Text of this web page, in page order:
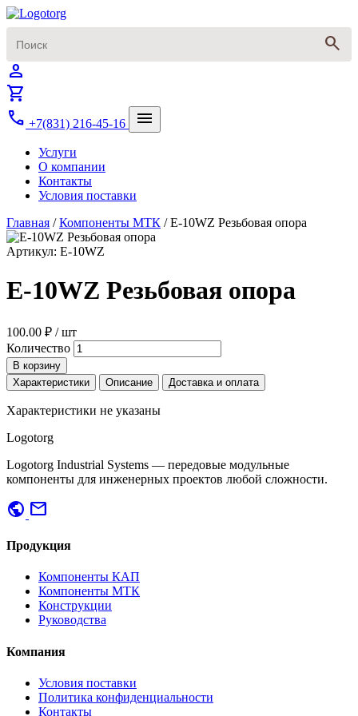
search
person
shopping_cart
call +7(831) 216-45-16 menu
Услуги
О компании
Контакты
Условия поставки
Главная / Компоненты МТК / E-10WZ Резьбовая опора
Артикул: E-10WZ
E-10WZ Резьбовая опора
100.00 ₽ / шт
Количество
В корзину
Характеристики
Описание Доставка и оплата
Характеристики не указаны
Logotorg
Logotorg Industrial Systems — передовые модульные
компоненты для инженерных проектов любой сложности.
public mail
Продукция
Компоненты КАП
Компоненты МТК
Конструкции
Руководства
Компания
Условия поставки
Политика конфиденциальности
Контакты